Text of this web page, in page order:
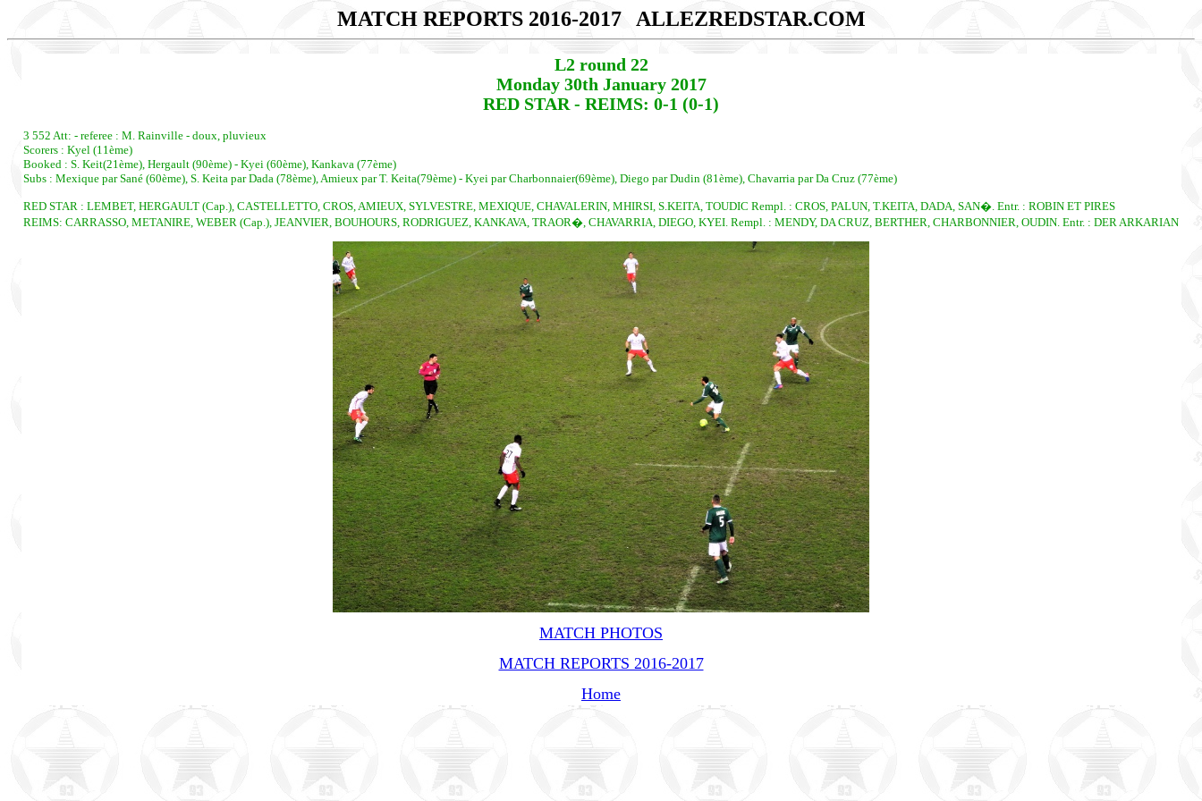
MATCH REPORTS 2016-2017 ALLEZREDSTAR.COM
L2 round 22
Monday 30th January 2017
RED STAR - REIMS: 0-1 (0-1)
3 552 Att: - referee : M. Rainville - doux, pluvieux
Scorers : Kyel (11ème)
Booked : S. Keit(21ème), Hergault (90ème) - Kyei (60ème), Kankava (77ème)
Subs : Mexique par Sané (60ème), S. Keita par Dada (78ème), Amieux par T. Keita(79ème) - Kyei par Charbonnaier(69ème), Diego par Dudin (81ème), Chavarria par Da Cruz (77ème)
RED STAR : LEMBET, HERGAULT (Cap.), CASTELLETTO, CROS, AMIEUX, SYLVESTRE, MEXIQUE, CHAVALERIN, MHIRSI, S.KEITA, TOUDIC Rempl. : CROS, PALUN, T.KEITA, DADA, SAN�. Entr. : ROBIN ET PIRES
REIMS: CARRASSO, METANIRE, WEBER (Cap.), JEANVIER, BOUHOURS, RODRIGUEZ, KANKAVA, TRAOR�, CHAVARRIA, DIEGO, KYEI. Rempl. : MENDY, DA CRUZ, BERTHER, CHARBONNIER, OUDIN. Entr. : DER ARKARIAN
MATCH PHOTOS
MATCH REPORTS 2016-2017
Home